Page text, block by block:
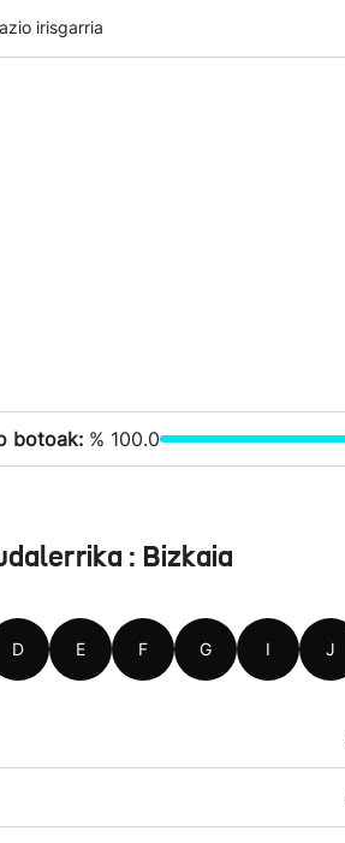
irisgarria
botoak: % 100.0
: Bizkaia
D E F G I J